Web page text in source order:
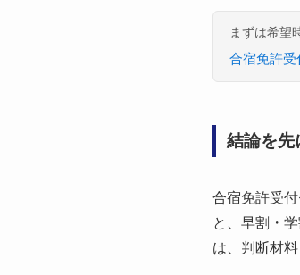
まずは希望
合宿免許受
結論を先
合宿免許受
と、早割・
は、判断材